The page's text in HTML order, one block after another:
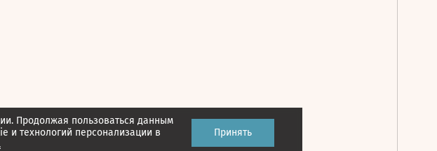
Продолжая пользоваться данным
и технологий персонализации в
Принять